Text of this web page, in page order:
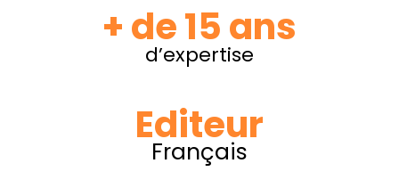
+ de 15 ans
d’expertise
Editeur
Français